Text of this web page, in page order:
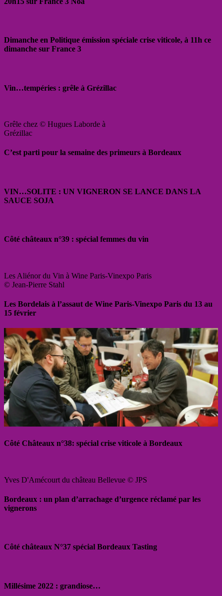
Dimanche en Politique émission spéciale crise viticole, à 11h ce
dimanche sur France 3
Vin…tempéries : grêle à Grézillac
Grêle chez © Hugues Laborde à
Grézillac
C’est parti pour la semaine des primeurs à Bordeaux
VIN…SOLITE : UN VIGNERON SE LANCE DANS LA
SAUCE SOJA
Côté châteaux n°39 : spécial femmes du vin
Les Aliénor du Vin à Wine Paris-Vinexpo Paris
© Jean-Pierre Stahl
Les Bordelais à l’assaut de Wine Paris-Vinexpo Paris du 13 au
15 février
Côté Châteaux n°38: spécial crise viticole à Bordeaux
Yves D'Amécourt du château Bellevue © JPS
Bordeaux : un plan d’arrachage d’urgence réclamé par les
vignerons
Côté châteaux N°37 spécial Bordeaux Tasting
Millésime 2022 : grandiose…